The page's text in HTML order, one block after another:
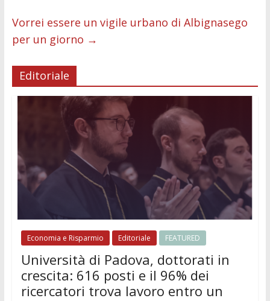
k p er
Vorrei essere un vigile urbano di Albignasego
per un giorno →
Editoriale
Economia e Risparmio Editoriale FEATURED
Università di Padova, dottorati in
crescita: 616 posti e il 96% dei
ricercatori trova lavoro entro un